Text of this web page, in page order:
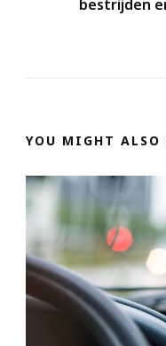
bestrijden
YOU MIGHT ALSO